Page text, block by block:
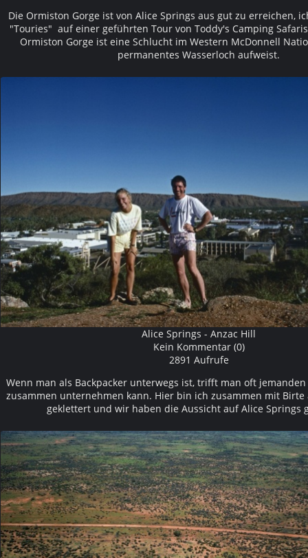
Die Ormiston Gorge ist von Alice Springs aus gut zu erreichen,
"Touries" auf einer geführten Tour von Toddy's Camping
Ormiston Gorge ist eine Schlucht im Western McDonnell
permanentes Wasserloch aufweist.
Alice Springs - Anzac Hill
Kein Kommentar (0)
2891 Aufrufe
Wenn man als Backpacker unterwegs ist, trifft man oft
zusammen unternehmen kann. Hier bin ich zusammen mit Birte
geklettert und wir haben die Aussicht auf Alice Springs